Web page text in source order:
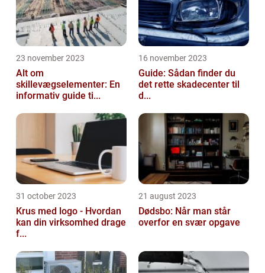
23 november 2023
Alt om
skillevægselementer: En
informativ guide ti...
16 november 2023
Guide: Sådan finder du
det rette skadecenter til
d...
31 october 2023
Krus med logo - Hvordan
kan din virksomhed drage
f...
21 august 2023
Dødsbo: Når man står
overfor en svær opgave